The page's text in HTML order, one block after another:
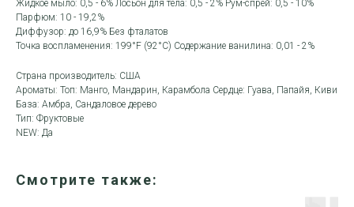
Жидкое мыло: 0,5 - 6% Лосьон для тела: 0,5 - 2% Рум-спрей: 0,5 - 10%
Парфюм: 10 - 19,2%
Диффузор: до 16,9% Без фталатов
Точка воспламенения: 199°F (92°C) Содержание ванилина: 0,01 - 2%
Страна производитель: США
Ароматы: Топ: Манго, Мандарин, Карамбола Сердце: Гуава, Папайя, Киви
База: Амбра, Сандаловое дерево
Тип: Фруктовые
NEW: Да
Смотрите также: